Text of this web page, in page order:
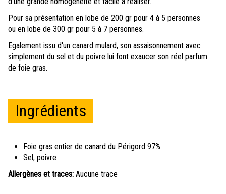
Pour sa présentation en lobe de 200 gr pour 4 à 5 personnes
ou en lobe de 300 gr pour 5 à 7 personnes.
Egalement issu d'un canard mulard, son assaisonnement avec
simplement du sel et du poivre lui font exaucer son réel parfum
de foie gras.
Ingrédients
Foie gras entier de canard du Périgord 97%
Sel, poivre
Allergènes et traces: Aucune trace